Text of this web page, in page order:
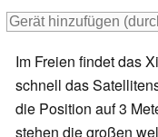
Im Freien findet das
schnell das
die Position auf 3
stehen die großen